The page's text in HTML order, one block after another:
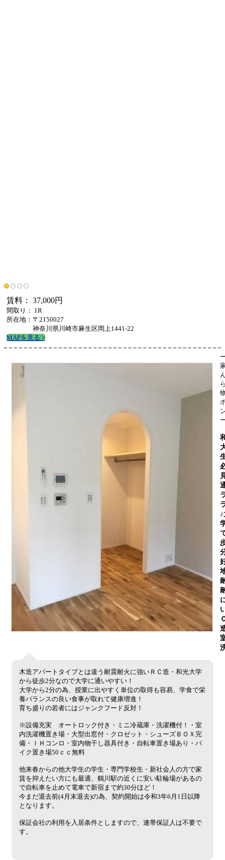
賃料： 37,000円
間取り： 1R
所在地：〒2150027
神奈川県川崎市麻生区岡上1441-22
MAPを見る >
木造アパートタイプとは違う耐震耐火に強いＲＣ造・和光大学
から徒歩2分なので大学に通いやすい！
大学から2分の為、授業に出やすく単位の取得も容易、学食で栄
養バランスの良い食事が取れて健康増進！
育ち盛りの若者にはジャンクフード反対！
※設備充実 オートロック付き・ミニ冷蔵庫・洗濯機付！・室
内洗濯機置き場・大型出窓付・クロゼット・シューズＢＯＸ完
備・ＩＨコンロ・室内物干し器具付き・自転車置き場あり・バ
イク置き場50ｃｃ無料
他来春からの他大学生の学生・専門学校生・新社会人の方で家
賃を抑えたい方にも最適、鶴川駅の近くに安い駐輪場があるの
で自転車を止めて電車で新宿まで約30分ほど！
今まだ退去前(4月末退去)の為、契約開始は令和3年6月1日以降
となります。
保証会社の利用を入居条件としますので、連帯保証人は不要で
す。